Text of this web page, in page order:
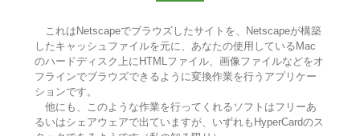
これはNetscapeでブラウズしたサイトを、Netscapeが構築
したキャッシュファイルを元に、あなたの使用しているMac
のハードディスク上にHTMLファイル、画像ファイルなどをオ
フラインでブラウズできるように変換作業を行うアプリケー
ションです。
他にも、このような作業を行ってくれるソフトはフリーあ
るいはシェアウェアで出ていますが、いずれもHyperCardのス